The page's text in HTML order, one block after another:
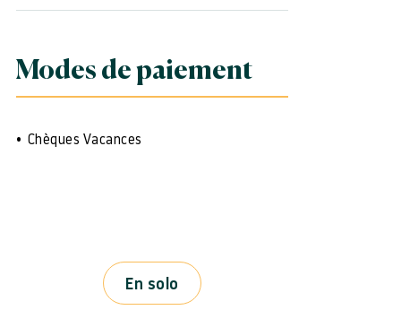
Modes de paiement
Chèques Vacances
En solo